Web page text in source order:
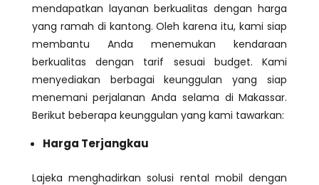
mendapatkan layanan berkualitas dengan harga
yang ramah di kantong. Oleh karena itu, kami siap
membantu Anda menemukan kendaraan
berkualitas dengan tarif sesuai budget. Kami
menyediakan berbagai keunggulan yang siap
menemani perjalanan Anda selama di Makassar.
Berikut beberapa keunggulan yang kami tawarkan:
Harga Terjangkau
Lajeka menghadirkan solusi rental mobil dengan